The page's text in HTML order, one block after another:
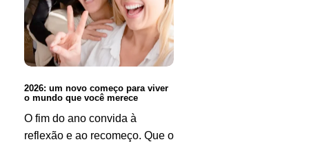
para
viver
o
que
você
2026: um novo começo para viver
o mundo que você merece
O fim do ano convida à
reflexão e ao recomeço. Que o